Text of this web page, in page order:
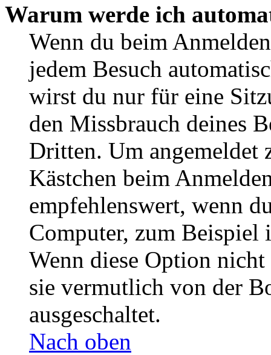
Warum werde ich
Wenn du beim
jedem Besuch
wirst du nur für eine
den Missbrauch deines
Dritten. Um angemeldet
Kästchen beim
empfehlenswert, wenn
Computer, zum Beispiel
Wenn diese Option
sie vermutlich von der
ausgeschaltet.
Nach oben